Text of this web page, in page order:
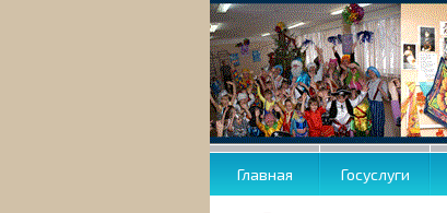
Главная Госуслуги